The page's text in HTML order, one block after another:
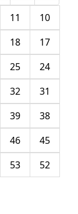
10
11
17
18
24
25
31
32
38
39
45
46
52
53